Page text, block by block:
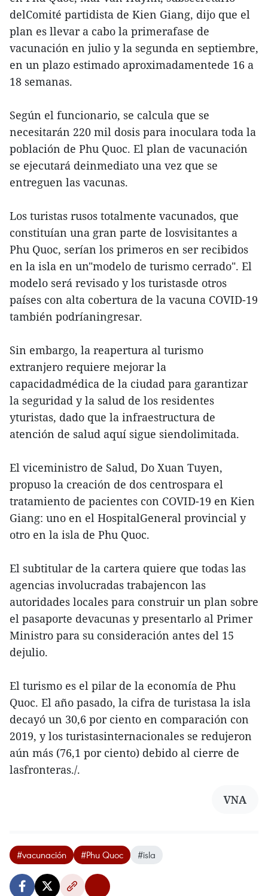
delComité partidista de Kien Giang, dijo que el
plan es llevar a cabo la primerafase de
vacunación en julio y la segunda en septiembre,
en un plazo estimado aproximadamentede 16 a
18 semanas.
Según el funcionario, se calcula que se
necesitarán 220 mil dosis para inoculara toda la
población de Phu Quoc. El plan de vacunación
se ejecutará deinmediato una vez que se
entreguen las vacunas.
Los turistas rusos totalmente vacunados, que
constituían una gran parte de losvisitantes a
Phu Quoc, serían los primeros en ser recibidos
en la isla en un"modelo de turismo cerrado". El
modelo será revisado y los turistasde otros
países con alta cobertura de la vacuna COVID-19
también podríaningresar.
Sin embargo, la reapertura al turismo
extranjero requiere mejorar la
capacidadmédica de la ciudad para garantizar
la seguridad y la salud de los residentes
yturistas, dado que la infraestructura de
atención de salud aquí sigue siendolimitada.
El viceministro de Salud, Do Xuan Tuyen,
propuso la creación de dos centrospara el
tratamiento de pacientes con COVID-19 en Kien
Giang: uno en el HospitalGeneral provincial y
otro en la isla de Phu Quoc.
El subtitular de la cartera quiere que todas las
agencias involucradas trabajencon las
autoridades locales para construir un plan sobre
el pasaporte devacunas y presentarlo al Primer
Ministro para su consideración antes del 15
dejulio.
El turismo es el pilar de la economía de Phu
Quoc. El año pasado, la cifra de turistasa la isla
decayó un 30,6 por ciento en comparación con
2019, y los turistasinternacionales se redujeron
aún más (76,1 por ciento) debido al cierre de
lasfronteras./.
VNA
#vacunación #Phu Quoc #isla